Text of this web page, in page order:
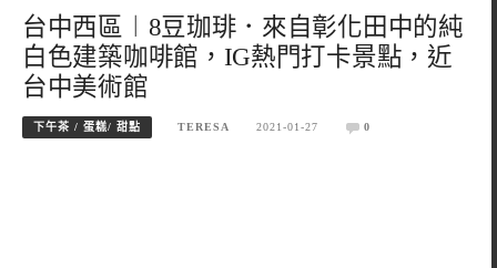
台中西區︱8豆珈琲．來自彰化田中的純
白色建築咖啡館，IG熱門打卡景點，近
台中美術館
下午茶 / 蛋糕/ 甜點 TERESA 2021-01-27 0